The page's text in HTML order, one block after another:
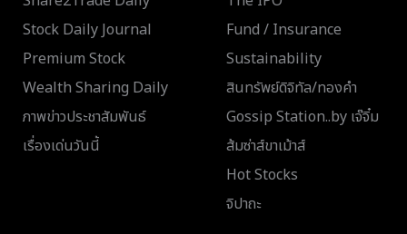
Stock Daily Journal
Premium Stock
Wealth Sharing Daily
ภาพข่าวประชาสัมพันธ์
เรื่องเด่นวันนี้
Fund / Insurance
Sustainability
สินทรัพย์ดิจิทัล/ทองคำ
Gossip Station..by เจ๊จิ๋ม
ส้มซ่าส์ขาเม้าส์
Hot Stocks
จิปาถะ